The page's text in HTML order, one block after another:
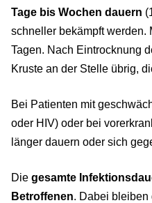
Tage bis Wochen dauern
schneller bekämpft werden.
Tagen. Nach Eintrocknung
Kruste an der Stelle übrig,
Bei Patienten mit
oder HIV) oder bei
länger dauern oder sich
Die gesamte
Betroffenen. Dabei bleiben